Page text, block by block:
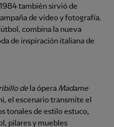
también sirvió de
de vídeo y fotografía.
combina la nueva
de inspiración italiana de
de la ópera Madame
el escenario transmite el
tonales de estilo estuco,
pilares y muebles